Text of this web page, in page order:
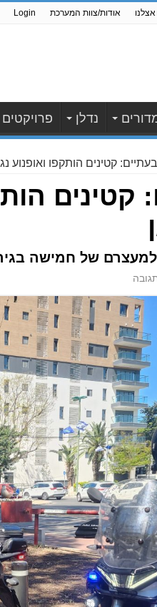
אודות/צוות המערכת Login
נדלן
קטינים הותקפו ואופנוע נגנב, 7 חשודים נעצרו
של חמישה